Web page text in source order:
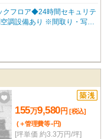
フロア◆24時間セキュリテ
調設備あり ※間取り・写真
さい♪
155万9,580円 [税込]
(＋管理費等-円)
[坪単価 約3.3万円/坪]